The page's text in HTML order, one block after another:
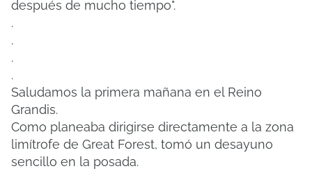
después de mucho tiempo".
.
.
.
.
Saludamos la primera mañana en el Reino
Grandis.
Como planeaba dirigirse directamente a la zona
limítrofe de Great Forest, tomó un desayuno
sencillo en la posada.